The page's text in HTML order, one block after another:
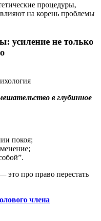
процедуры,
на корень проблемы
усиление не только
в глубинное
покоя;
это про право перестать
члена